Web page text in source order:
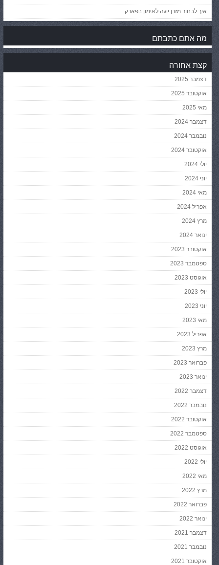
איך לבחור מזרן יוגה לאימון בפארק
מה אתם כתבתם
קצת אחורה
דצמבר 2025
אוקטובר 2025
מאי 2025
דצמבר 2024
נובמבר 2024
אוקטובר 2024
יולי 2024
יוני 2024
מאי 2024
אפריל 2024
מרץ 2024
ינואר 2024
אוקטובר 2023
ספטמבר 2023
אוגוסט 2023
יולי 2023
יוני 2023
מאי 2023
אפריל 2023
מרץ 2023
פברואר 2023
ינואר 2023
דצמבר 2022
נובמבר 2022
אוקטובר 2022
ספטמבר 2022
אוגוסט 2022
יולי 2022
מאי 2022
מרץ 2022
פברואר 2022
ינואר 2022
דצמבר 2021
נובמבר 2021
אוקטובר 2021